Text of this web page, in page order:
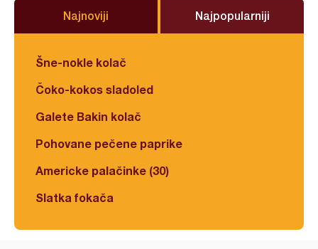
Najnoviji Najpopularniji
Šne-nokle kolač
Čoko-kokos sladoled
Galete Bakin kolač
Pohovane pečene paprike
Americke palačinke (30)
Slatka fokača